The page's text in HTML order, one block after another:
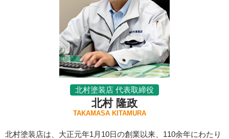
北村塗装店 代表取締役
北村 隆政
TAKAMASA KITAMURA
北村塗装店は、大正元年1月10日の創業以来、110余年にわたり